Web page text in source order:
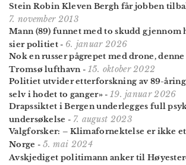
Stein Robin Kleven Bergh får jobben
7. november 2013
Mann (89) funnet med to skudd gjennom
sier politiet- 6. januar 2026
Nok en russer pågrepet med drone, denne
Tromsø lufthavn- 15. oktober 2022
Politiet utvider etterforskning av 89-åring
selv i hodet to ganger»- 19. januar 2026
Drapssiktet i Bergen underlegges full
undersøkelse - 7. august 2023
Valgforsker: – Klimafornektelse er ikke
Norge - 5. mai 2024
Avskjediget politimann anker til